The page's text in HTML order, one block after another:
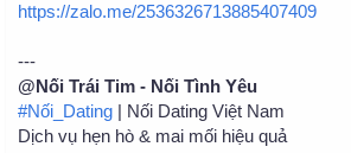
https://zalo.me/2536326713885407409
---
@Nối Trái Tim - Nối Tình Yêu
#Nối_Dating | Nối Dating Việt Nam
Dịch vụ hẹn hò & mai mối hiệu quả